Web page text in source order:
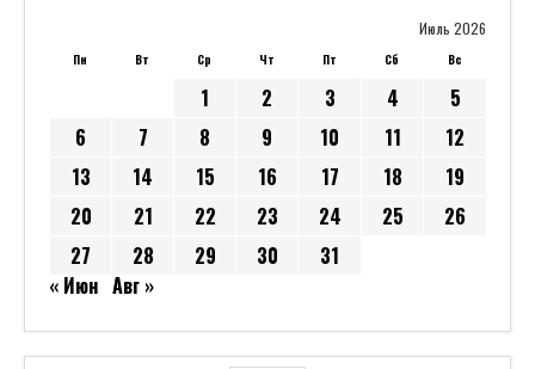
Июль 2026
Пн Вт Ср Чт Пт Сб Вс
1 2 3 4
5
6
7 8 9 10 11
12
13
14 15 16 17 18
19
20
21 22 23 24 25
26
27
28 29 30
31
« Июн Авг »